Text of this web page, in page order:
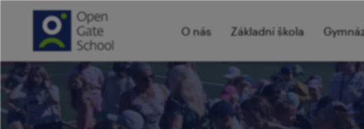
O nás Základní škola